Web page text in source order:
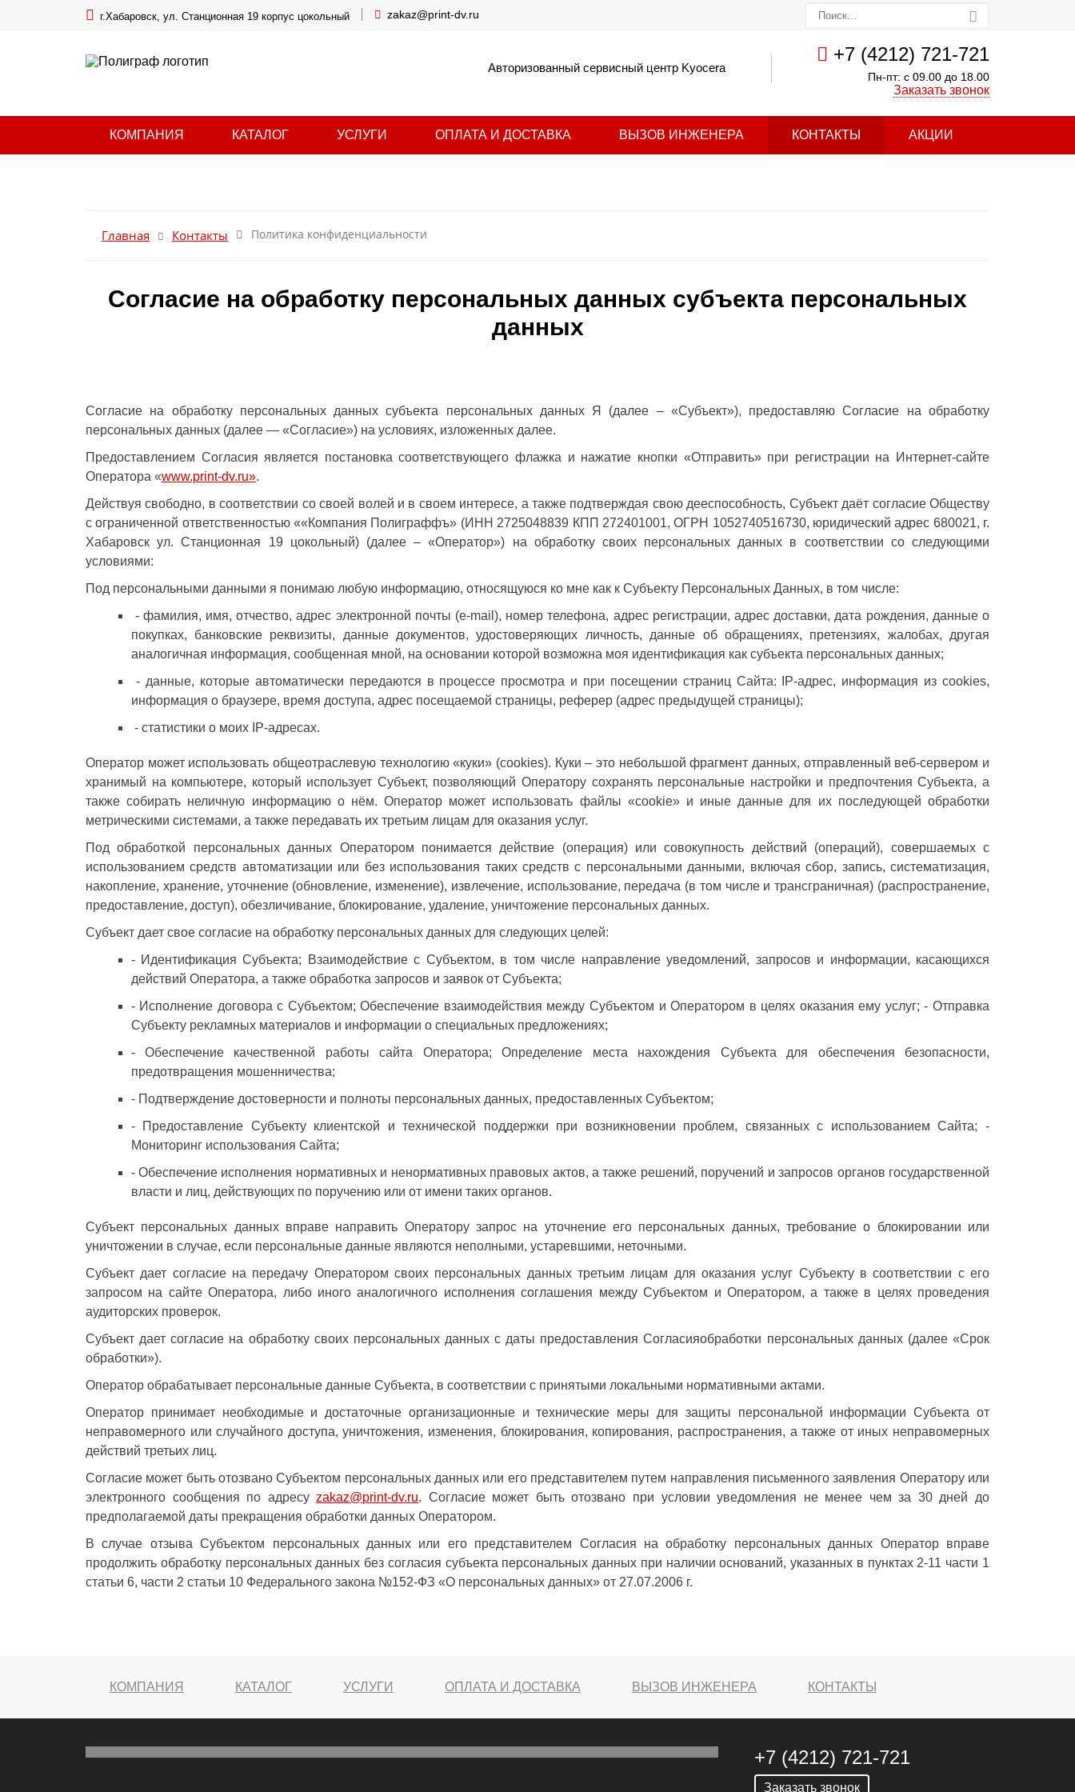
г.Хабаровск, ул. Станционная 19 корпус цокольный zakaz@print-dv.ru
+7 (4212) 721-721
Пн-пт: с 09.00 до 18.00
Заказать звонок
Авторизованный сервисный центр Kyocera
КОМПАНИЯ КАТАЛОГ УСЛУГИ ОПЛАТА И ДОСТАВКА ВЫЗОВ ИНЖЕНЕРА КОНТАКТЫ АКЦИИ
Главная Контакты Политика конфиденциальности
Согласие на обработку персональных данных субъекта персональных
данных
Согласие на обработку персональных данных субъекта персональных данных Я (далее – «Субъект»), предоставляю Согласие на обработку
персональных данных (далее — «Согласие») на условиях, изложенных далее.
Предоставлением Согласия является постановка соответствующего флажка и нажатие кнопки «Отправить» при регистрации на Интернет-сайте
Оператора «www.print-dv.ru».
Действуя свободно, в соответствии со своей волей и в своем интересе, а также подтверждая свою дееспособность, Субъект даёт согласие Обществу
с ограниченной ответственностью ««Компания Полиграффъ» (ИНН 2725048839 КПП 272401001, ОГРН 1052740516730, юридический адрес 680021, г.
Хабаровск ул. Станционная 19 цокольный) (далее – «Оператор») на обработку своих персональных данных в соответствии со следующими
условиями:
Под персональными данными я понимаю любую информацию, относящуюся ко мне как к Субъекту Персональных Данных, в том числе:
- фамилия, имя, отчество, адрес электронной почты (e-mail), номер телефона, адрес регистрации, адрес доставки, дата рождения, данные о
покупках, банковские реквизиты, данные документов, удостоверяющих личность, данные об обращениях, претензиях, жалобах, другая
аналогичная информация, сообщенная мной, на основании которой возможна моя идентификация как субъекта персональных данных;
- данные, которые автоматически передаются в процессе просмотра и при посещении страниц Сайта: IP-адрес, информация из cookies,
информация о браузере, время доступа, адрес посещаемой страницы, реферер (адрес предыдущей страницы);
- статистики о моих IP-адресах.
Оператор может использовать общеотраслевую технологию «куки» (cookies). Куки – это небольшой фрагмент данных, отправленный веб-сервером и
хранимый на компьютере, который использует Субъект, позволяющий Оператору сохранять персональные настройки и предпочтения Субъекта, а
также собирать неличную информацию о нём. Оператор может использовать файлы «cookie» и иные данные для их последующей обработки
метрическими системами, а также передавать их третьим лицам для оказания услуг.
Под обработкой персональных данных Оператором понимается действие (операция) или совокупность действий (операций), совершаемых с
использованием средств автоматизации или без использования таких средств с персональными данными, включая сбор, запись, систематизация,
накопление, хранение, уточнение (обновление, изменение), извлечение, использование, передача (в том числе и трансграничная) (распространение,
предоставление, доступ), обезличивание, блокирование, удаление, уничтожение персональных данных.
Субъект дает свое согласие на обработку персональных данных для следующих целей:
- Идентификация Субъекта; Взаимодействие с Субъектом, в том числе направление уведомлений, запросов и информации, касающихся
действий Оператора, а также обработка запросов и заявок от Субъекта;
- Исполнение договора с Субъектом; Обеспечение взаимодействия между Субъектом и Оператором в целях оказания ему услуг; - Отправка
Субъекту рекламных материалов и информации о специальных предложениях;
- Обеспечение качественной работы сайта Оператора; Определение места нахождения Субъекта для обеспечения безопасности,
предотвращения мошенничества;
- Подтверждение достоверности и полноты персональных данных, предоставленных Субъектом;
- Предоставление Субъекту клиентской и технической поддержки при возникновении проблем, связанных с использованием Сайта; -
Мониторинг использования Сайта;
- Обеспечение исполнения нормативных и ненормативных правовых актов, а также решений, поручений и запросов органов государственной
власти и лиц, действующих по поручению или от имени таких органов.
Субъект персональных данных вправе направить Оператору запрос на уточнение его персональных данных, требование о блокировании или
уничтожении в случае, если персональные данные являются неполными, устаревшими, неточными.
Субъект дает согласие на передачу Оператором своих персональных данных третьим лицам для оказания услуг Субъекту в соответствии с его
запросом на сайте Оператора, либо иного аналогичного исполнения соглашения между Субъектом и Оператором, а также в целях проведения
аудиторских проверок.
Субъект дает согласие на обработку своих персональных данных с даты предоставления Согласияобработки персональных данных (далее «Срок
обработки»).
Оператор обрабатывает персональные данные Субъекта, в соответствии с принятыми локальными нормативными актами.
Оператор принимает необходимые и достаточные организационные и технические меры для защиты персональной информации Субъекта от
неправомерного или случайного доступа, уничтожения, изменения, блокирования, копирования, распространения, а также от иных неправомерных
действий третьих лиц.
Согласие может быть отозвано Субъектом персональных данных или его представителем путем направления письменного заявления Оператору или
электронного сообщения по адресуzakaz@print-dv.ru. Согласие может быть отозвано при условии уведомления не менее чем за 30 дней до
предполагаемой даты прекращения обработки данных Оператором.
В случае отзыва Субъектом персональных данных или его представителем Согласия на обработку персональных данных Оператор вправе
продолжить обработку персональных данных без согласия субъекта персональных данных при наличии оснований, указанных в пунктах 2-11 части 1
статьи 6, части 2 статьи 10 Федерального закона №152-ФЗ «О персональных данных» от 27.07.2006 г.
КОМПАНИЯ КАТАЛОГ УСЛУГИ ОПЛАТА И ДОСТАВКА ВЫЗОВ ИНЖЕНЕРА КОНТАКТЫ
+7 (4212) 721-721
Заказать звонок